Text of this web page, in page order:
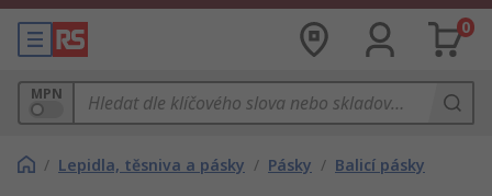
0
MPN
/ Lepidla, těsniva a pásky / Pásky / Balicí pásky